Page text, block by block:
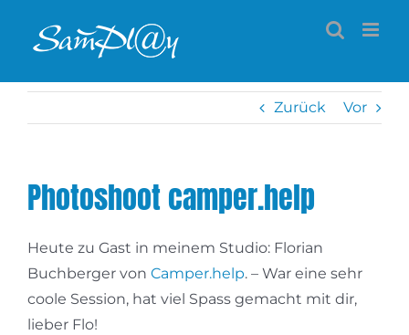
Inhalt
Zurück Vor
Photoshoot camper.help
Heute zu Gast in meinem Studio: Florian
Buchberger von Camper.help. – War eine sehr
coole Session, hat viel Spass gemacht mit dir,
lieber Flo!